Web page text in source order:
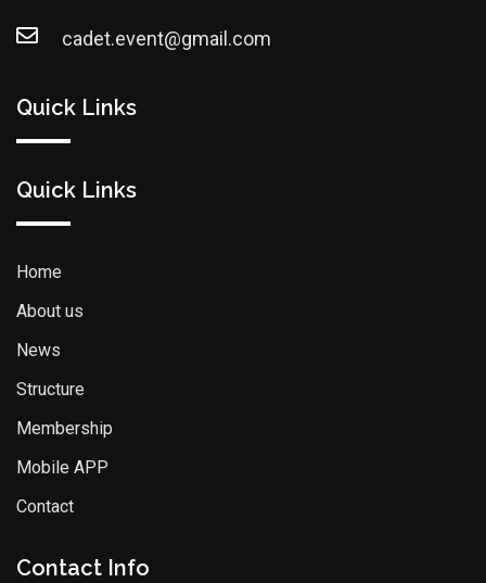
cadet.event@gmail.com
Quick Links
Quick Links
Home
About us
News
Structure
Membership
Mobile APP
Contact
Contact Info